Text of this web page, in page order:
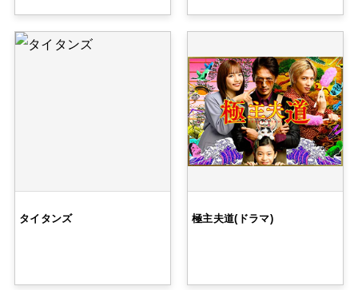
タイタンズ 極主夫道(ドラマ)